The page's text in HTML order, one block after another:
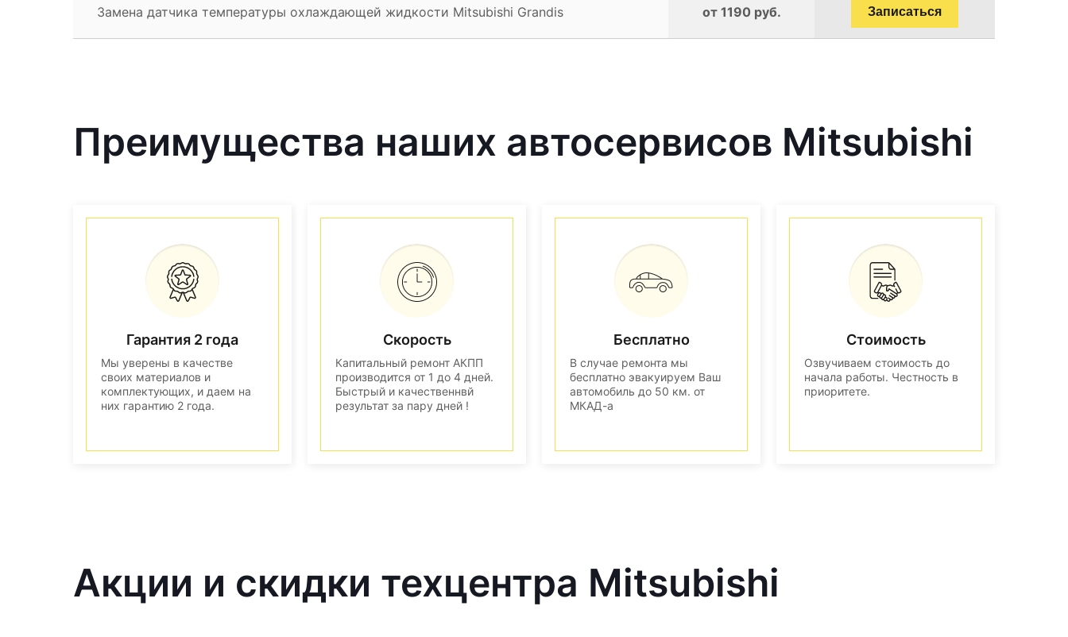
Замена датчика температуры охлаждающей жидкости Mitsubishi Grandis от 1190 руб. Записаться
Преимущества наших автосервисов Mitsubishi
Гарантия 2 года
Мы уверены в качестве
своих материалов и
комплектующих, и даем на
них гарантию 2 года.
Скорость
Капитальный ремонт АКПП
производится от 1 до 4 дней.
Быстрый и качественнвй
результат за пару дней !
Бесплатно
В случае ремонта мы
бесплатно эвакуируем Ваш
автомобиль до 50 км. от
МКАД-а
Стоимость
Озвучиваем стоимость до
начала работы. Честность в
приоритете.
Акции и скидки техцентра Mitsubishi